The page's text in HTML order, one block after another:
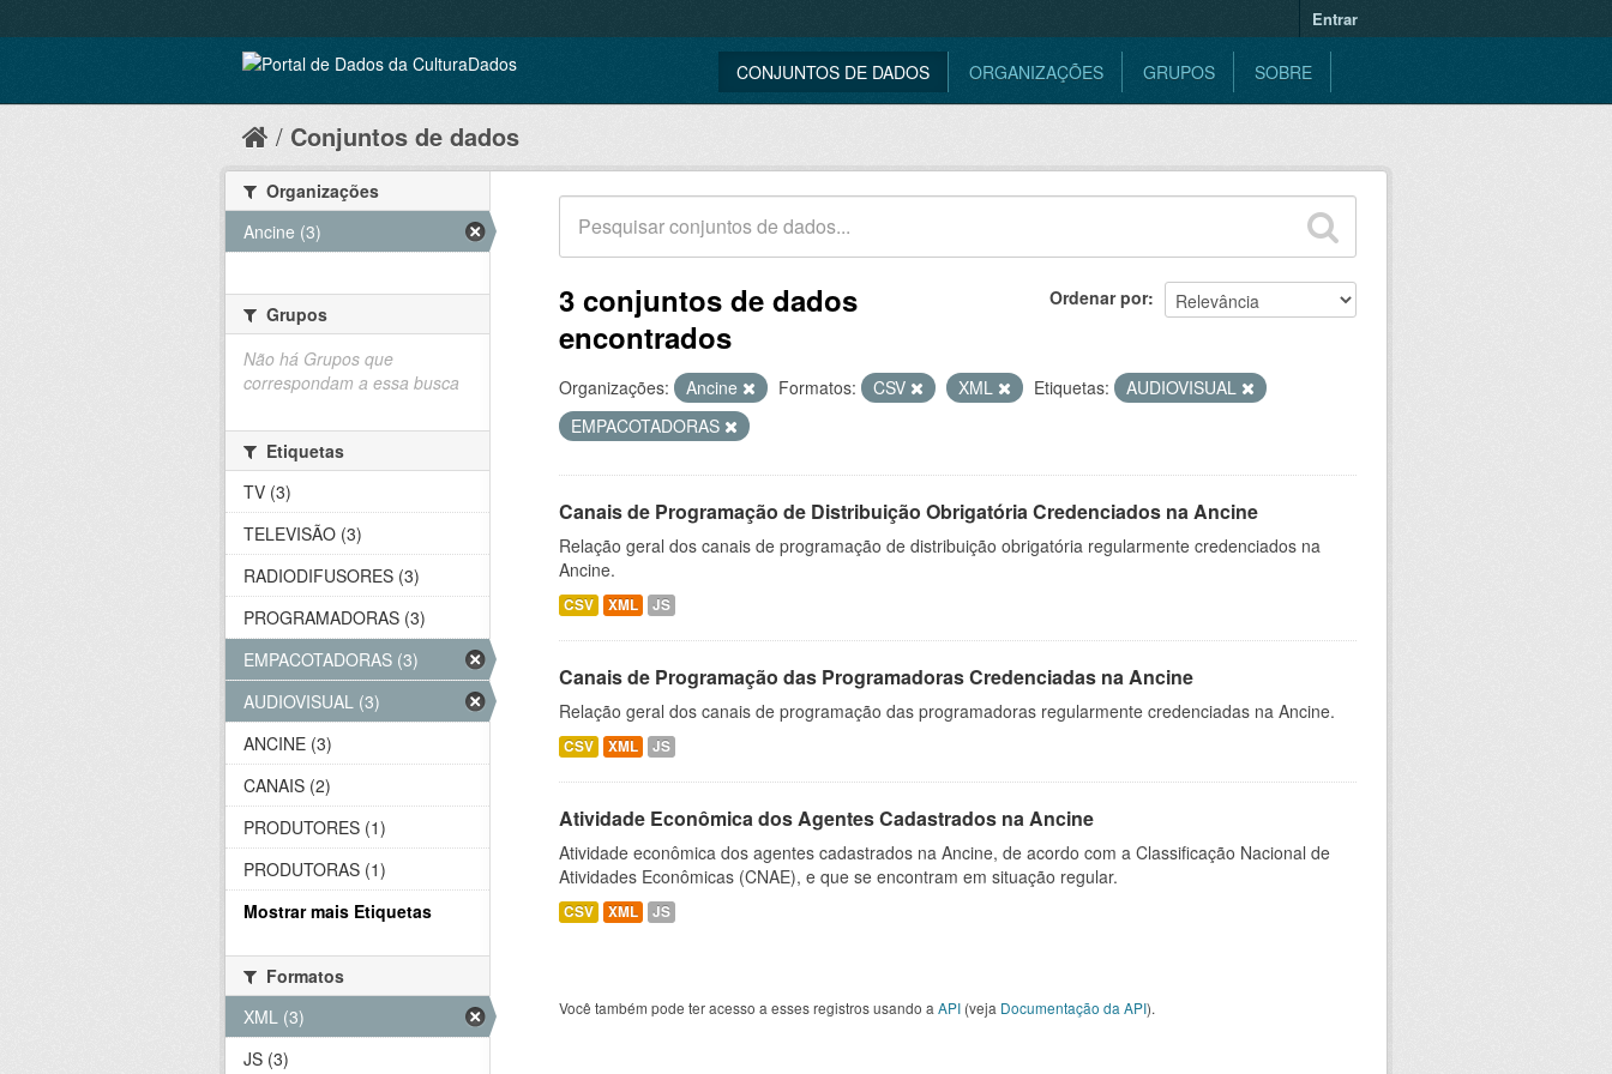
Entrar
CONJUNTOS DE DADOS ORGANIZAÇÕES GRUPOS SOBRE
Conjuntos de dados
Ordenar por
3 conjuntos de dados
encontrados
Organizações: Ancine Formatos: CSV XML Etiquetas:
AUDIOVISUAL
EMPACOTADORAS
Canais de Programação de Distribuição Obrigatória Credenciados na Ancine
Relação geral dos canais de programação de distribuição obrigatória regularmente credenciados na
Ancine.
CSV XML JS
Canais de Programação das Programadoras Credenciadas na Ancine
Relação geral dos canais de programação das programadoras regularmente credenciadas na Ancine.
CSV XML JS
Atividade Econômica dos Agentes Cadastrados na Ancine
Atividade econômica dos agentes cadastrados na Ancine, de acordo com a Classificação Nacional de
Atividades Econômicas (CNAE), e que se encontram em situação regular.
CSV XML JS
Você também pode ter acesso a esses registros usando a API (veja Documentação da API).
Organizações
Ancine (3)
Grupos
Não há Grupos que
correspondam a essa busca
Etiquetas
TV (3)
TELEVISÃO (3)
RADIODIFUSORES (3)
PROGRAMADORAS (3)
EMPACOTADORAS (3)
AUDIOVISUAL (3)
ANCINE (3)
CANAIS (2)
PRODUTORES (1)
PRODUTORAS (1)
Mostrar mais Etiquetas
Formatos
XML (3)
JS (3)